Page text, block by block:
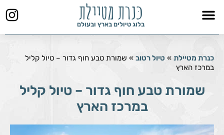
דילוג
כּנרת מטיילת
בלוג טיולים בארץ ובעולם
כנרת מטיילת » טיול רטוב » שמורת טבע חוף גדור – טיול קליל
במרכז הארץ
שמורת טבע חוף גדור – טיול קליל
במרכז הארץ